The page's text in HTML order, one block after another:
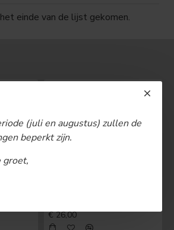
(juli en augustus) zullen de
beperkt zijn.
groet,
einde van de lijst gekomen.
€ 26,00